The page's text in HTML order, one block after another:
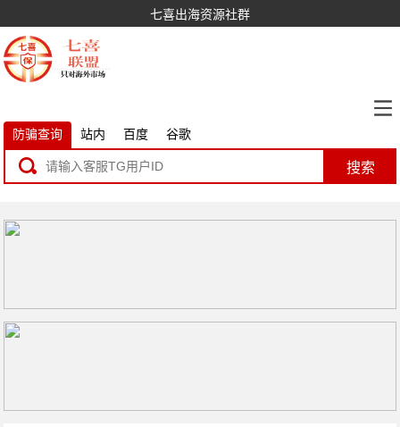
七喜出海资源社群
防骗查询 站内 百度 谷歌
搜索